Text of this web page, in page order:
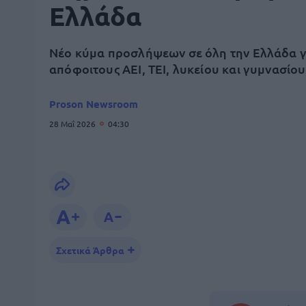
Ελλάδα
Νέο κύμα προσλήψεων σε όλη την Ελλάδα
απόφοιτους ΑΕΙ, ΤΕΙ, λυκείου και γυμνασίου
Proson Newsroom
28 Μαΐ 2026 04:30
Σχετικά Άρθρα